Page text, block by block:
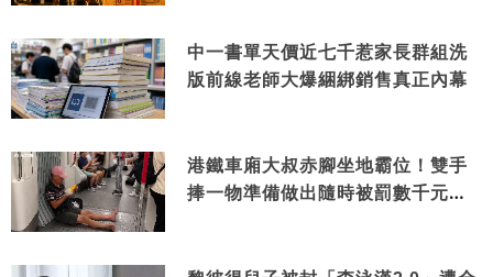
中一書單天價近七千惹家長群組洗
版前線老師大爆綑綁銷售真正內幕
港鐵車廂大叔赤腳坐地霸位！雙手
捧一物準備做出隨時被罰數千元舉